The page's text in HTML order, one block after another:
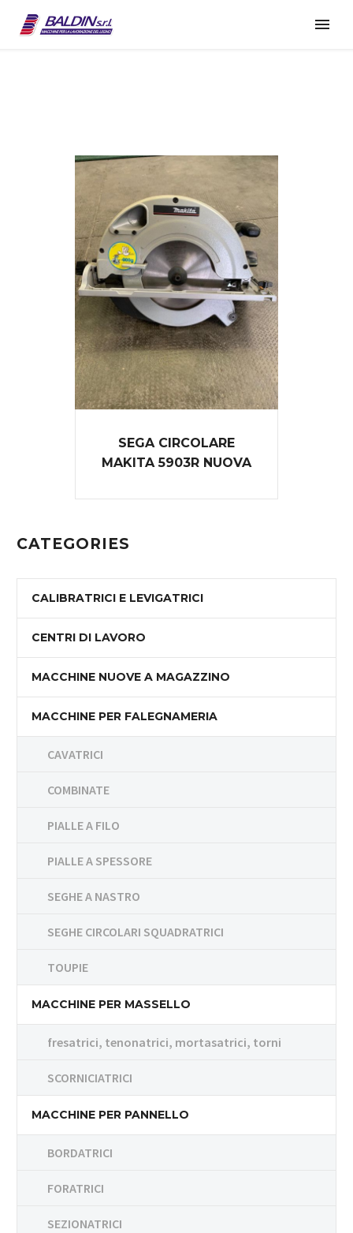
SEGA CIRCOLARE
MAKITA 5903R NUOVA
CATEGORIES
CALIBRATRICI E LEVIGATRICI
CENTRI DI LAVORO
MACCHINE NUOVE A MAGAZZINO
MACCHINE PER FALEGNAMERIA
CAVATRICI
COMBINATE
PIALLE A FILO
PIALLE A SPESSORE
SEGHE A NASTRO
SEGHE CIRCOLARI SQUADRATRICI
TOUPIE
MACCHINE PER MASSELLO
fresatrici, tenonatrici, mortasatrici, torni
SCORNICIATRICI
MACCHINE PER PANNELLO
BORDATRICI
FORATRICI
SEZIONATRICI